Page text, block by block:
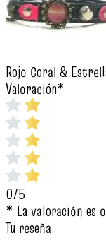
Rojo Coral &
Valoración*
0/5
* La valoración es
Tu reseña